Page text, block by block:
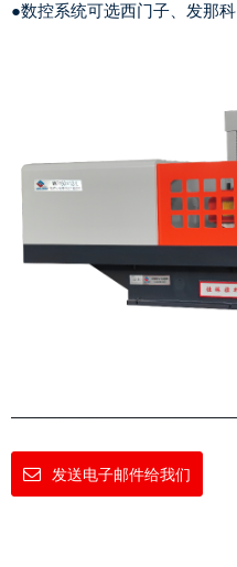
●数控系统可选西门子、发那
发送电子邮件给我们